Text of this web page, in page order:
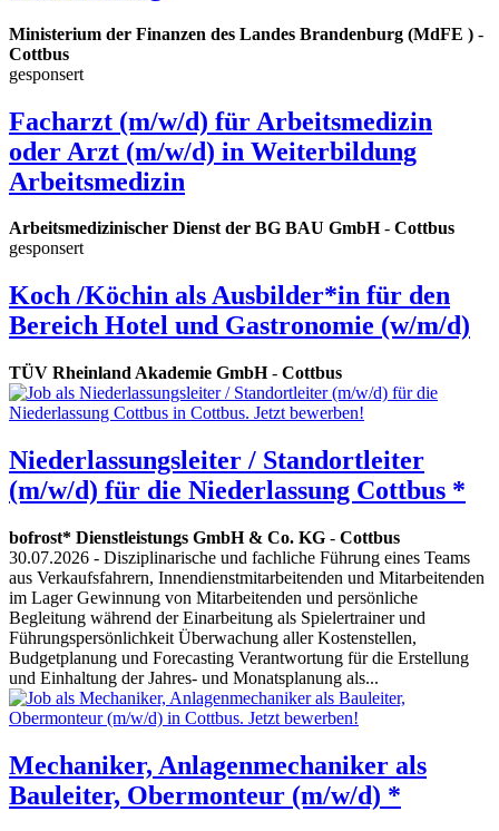
Ministerium der Finanzen des Landes Brandenburg (MdFE ) -
Cottbus
gesponsert
Facharzt (m/w/d) für Arbeitsmedizin
oder Arzt (m/w/d) in Weiterbildung
Arbeitsmedizin
Arbeitsmedizinischer Dienst der BG BAU GmbH- Cottbus
gesponsert
Koch /Köchin als Ausbilder*in für den
Bereich Hotel und Gastronomie (w/m/d)
TÜV Rheinland Akademie GmbH- Cottbus
Niederlassungsleiter / Standortleiter
(m/w/d) für die Niederlassung Cottbus *
bofrost* Dienstleistungs GmbH & Co. KG - Cottbus
30.07.2026 - Disziplinarische und fachliche Führung eines Teams
aus Verkaufsfahrern, Innendienstmitarbeitenden und Mitarbeitenden
im Lager Gewinnung von Mitarbeitenden und persönliche
Begleitung während der Einarbeitung als Spielertrainer und
Führungspersönlichkeit Überwachung aller Kostenstellen,
Budgetplanung und Forecasting Verantwortung für die Erstellung
und Einhaltung der Jahres- und Monatsplanung als...
Mechaniker, Anlagenmechaniker als
Bauleiter, Obermonteur (m/w/d) *